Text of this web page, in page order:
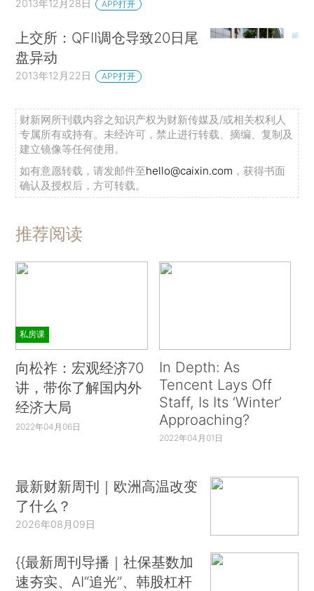
2013年12月28日 APP打开
上交所：QFII调仓导致20日尾
盘异动
2013年12月22日 APP打开
财新网所刊载内容之知识产权为财新传媒及/或相关权利人
专属所有或持有。未经许可，禁止进行转载、摘编、复制及
建立镜像等任何使用。
如有意愿转载，请发邮件至hello@caixin.com ，获得书面
确认及授权后，方可转载。
推荐阅读
私房课
向松祚：宏观经济70
讲，带你了解国内外
经济大局
2022年04月06日
In Depth: As
Tencent Lays Off
Staff, Is Its ‘Winter’
Approaching?
2022年04月01日
最新财新周刊｜欧洲高温改变
了什么？
2026年08月09日
{{最新周刊导播｜社保基数加
速夯实、AI“追光”、韩股杠杆